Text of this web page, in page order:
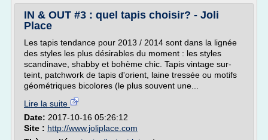
IN & OUT #3 : quel tapis choisir? - Joli
Place
Les tapis tendance pour 2013 / 2014 sont dans la lignée
des styles les plus désirables du moment : les styles
scandinave, shabby et bohème chic. Tapis vintage sur-
teint, patchwork de tapis d'orient, laine tressée ou motifs
géométriques bicolores (le plus souvent une...
Lire la suite
Date: 2017-10-16 05:26:12
Site : http://www.joliplace.com